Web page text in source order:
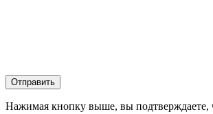
Нажимая кнопку выше, вы подтверждаете,